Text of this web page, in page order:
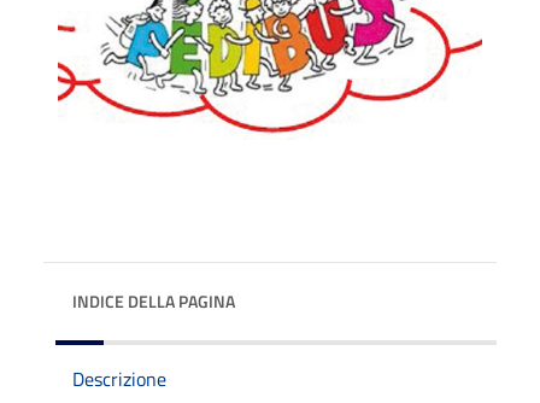
INDICE DELLA PAGINA
Descrizione